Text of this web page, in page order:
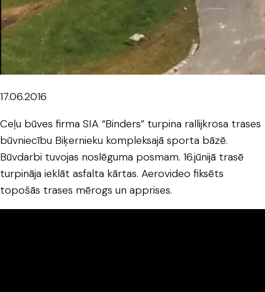
17.06.2016
Ceļu būves firma SIA “Binders” turpina rallijkrosa trases
būvniecību Biķernieku kompleksajā sporta bāzē.
Būvdarbi tuvojas noslēguma posmam. 16.jūnijā trasē
turpināja ieklāt asfalta kārtas. Aerovideo fiksēts
topošās trases mērogs un apprises.